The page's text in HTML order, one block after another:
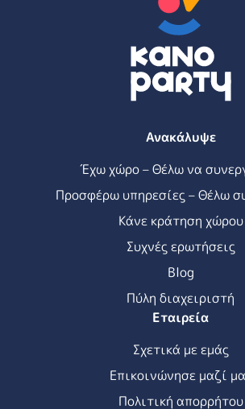
Ανακάλυψε
Έχω χώρο – Θέλω να
Προσφέρω υπηρεσίες – Θέλω
Κάνε κράτηση χώρου
Συχνές ερωτήσεις
Blog
Πύλη διαχειριστή
Εταιρεία
Σχετικά με εμάς
Επικοινώνησε μαζί
Πολιτική απορρήτου